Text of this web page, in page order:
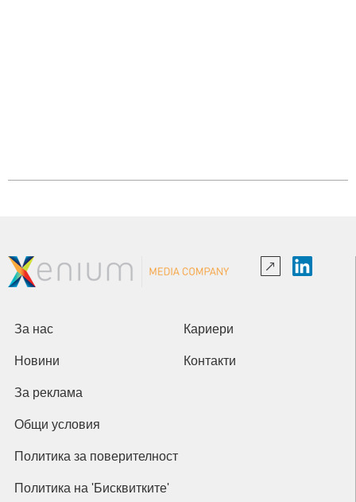
За нас Кариери
Новини Контакти
За реклама
Общи условия
Политика за поверителност
Политика на 'Бисквитките'